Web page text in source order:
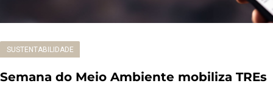
SUSTENTABILIDADE
Semana do Meio Ambiente mobiliza TREs